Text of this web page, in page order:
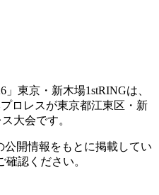
」東京・新木場1stRINGは、
ロレスが東京都江東区・新
大会です。
公開情報をもとに掲載してい
認ください。